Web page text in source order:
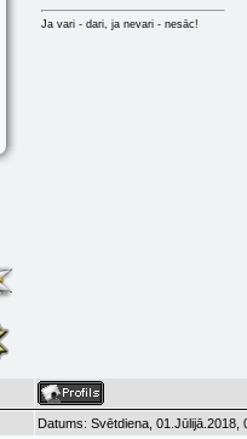
Ja vari - dari, ja nevari - nesāc!
Datums: Svētdiena,